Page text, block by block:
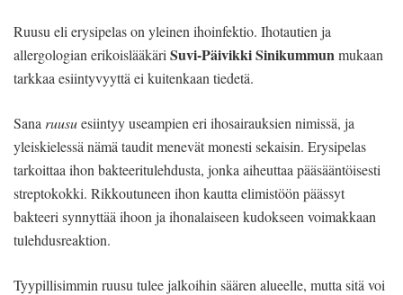
Ruusu eli erysipelas on yleinen ihoinfektio. Ihotautien ja
allergologian erikoislääkäri Suvi-Päivikki Sinikummunmukaan
tarkkaa esiintyvyyttä ei kuitenkaan tiedetä.
Sana ruusuesiintyy useampien eri ihosairauksien nimissä, ja
yleiskielessä nämä taudit menevät monesti sekaisin. Erysipelas
tarkoittaa ihon bakteeritulehdusta, jonka aiheuttaa pääsääntöisesti
streptokokki. Rikkoutuneen ihon kautta elimistöön päässyt
bakteeri synnyttää ihoon ja ihonalaiseen kudokseen voimakkaan
tulehdusreaktion.
Tyypillisimmin ruusu tulee jalkoihin säären alueelle, mutta sitä voi